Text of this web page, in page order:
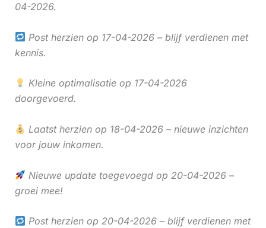
04-2026.
Post herzien op 17-04-2026 – blijf verdienen met
kennis.
Kleine optimalisatie op 17-04-2026
doorgevoerd.
Laatst herzien op 18-04-2026 – nieuwe inzichten
voor jouw inkomen.
Nieuwe update toegevoegd op 20-04-2026 –
groei mee!
Post herzien op 20-04-2026 – blijf verdienen met